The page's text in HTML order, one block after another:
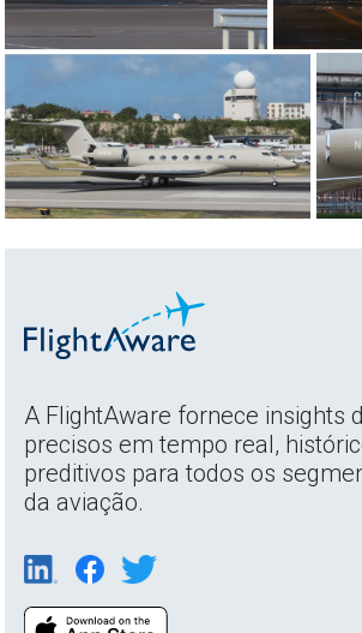
A FlightAware fornece insights
precisos em tempo real,
preditivos para todos os
da aviação.